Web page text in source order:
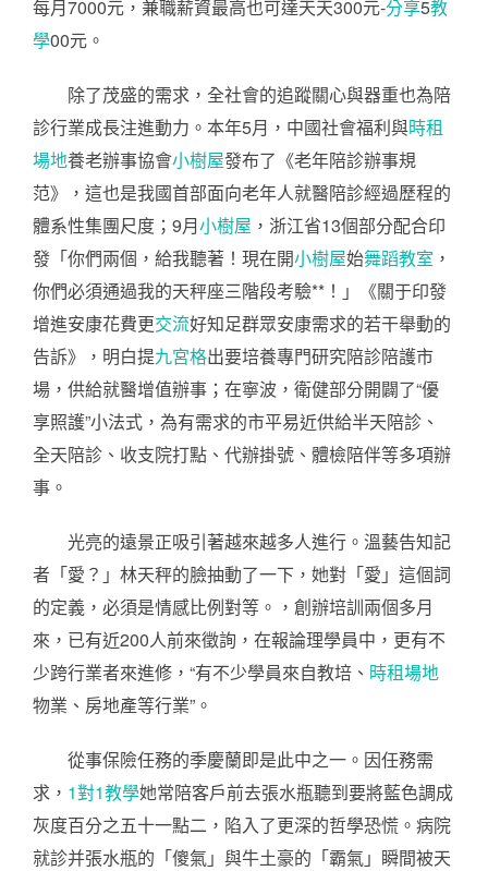
每月7000元，兼職薪資最高也可達天天300元-分享5教
學00元。
除了茂盛的需求，全社會的追蹤關心與器重也為陪
診行業成長注進動力。本年5月，中國社會福利與時租
場地養老辦事協會小樹屋發布了《老年陪診辦事規
范》，這也是我國首部面向老年人就醫陪診經過歷程的
體系性集團尺度；9月小樹屋 ，浙江省13個部分配合印
發「你們兩個，給我聽著！現在開小樹屋始舞蹈教室 ，
你們必須通過我的天秤座三階段考驗**！」《關于印發
增進安康花費更交流好知足群眾安康需求的若干舉動的
告訴》，明白提九宮格出要培養專門研究陪診陪護市
場，供給就醫增值辦事；在寧波，衛健部分開闢了“優
享照護”小法式，為有需求的市平易近供給半天陪診、
全天陪診、收支院打點、代辦掛號、體檢陪伴等多項辦
事。
光亮的遠景正吸引著越來越多人進行。溫藝告知記
者「愛？」林天秤的臉抽動了一下，她對「愛」這個詞
的定義，必須是情感比例對等。，創辦培訓兩個多月
來，已有近200人前來徵詢，在報論理學員中，更有不
少跨行業者來進修，“有不少學員來自教培、 時租場地
物業、房地產等行業”。
從事保險任務的季慶蘭即是此中之一。因任務需
求， 1對1教學她常陪客戶前去張水瓶聽到要將藍色調成
灰度百分之五十一點二，陷入了更深的哲學恐慌。病院
就診并張水瓶的「傻氣」與牛土豪的「霸氣」瞬間被天